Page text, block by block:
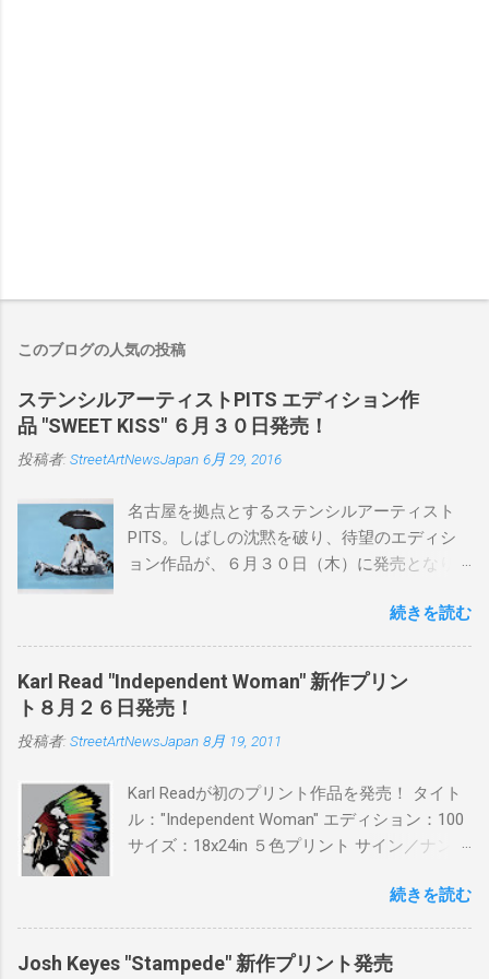
このブログの人気の投稿
ステンシルアーティストPITS エディション作
品 "SWEET KISS" ６月３０日発売！
投稿者: StreetArtNewsJapan 6月 29, 2016
名古屋を拠点とするステンシルアーティスト
PITS。しばしの沈黙を破り、待望のエディシ
ョン作品が、６月３０日（木）に発売となり
品に落とし込むスタイルは今作でも健在。(
PITSの過去記事はこちらから ) 発売日：6月30
日(木)19時 タイトル：SWEET KISS カラー：
BLUE/MINT GREEN/PINK/YELLOW エディショ
ン：各色５ サイズ：800mm × 550mm 価格：
¥16,000(¥17,280) 購入は、 こちら から
続きを読む
Karl Read "Independent Woman" 新作プリン
ト８月２６日発売！
投稿者: StreetArtNewsJapan 8月 19, 2011
Karl Readが初のプリント作品を発売！ タイト
ル："Independent Woman" エディション：100
サイズ：18x24in ５色プリント サイン／ナンバ
ドフィニッシュバージョン（エディション：
25）$125 購入は８月２６日に こちら から
続きを読む
Josh Keyes "Stampede" 新作プリント発売